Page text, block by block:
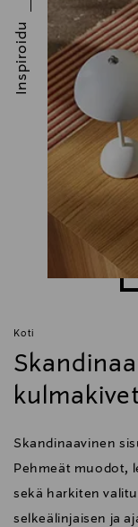
Koti
kulmakivet
Skandinaavinen
Pehmeät muodot,
sekä harkiten
selkeälinjaisen ja
Inspiroidu